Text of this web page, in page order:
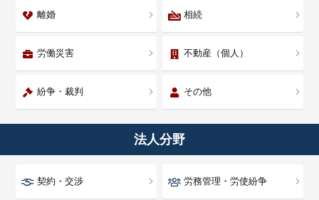
離婚 相続
労働災害 不動産（個人）
紛争・裁判 その他
法人分野
契約・交渉 労務管理・労使紛争